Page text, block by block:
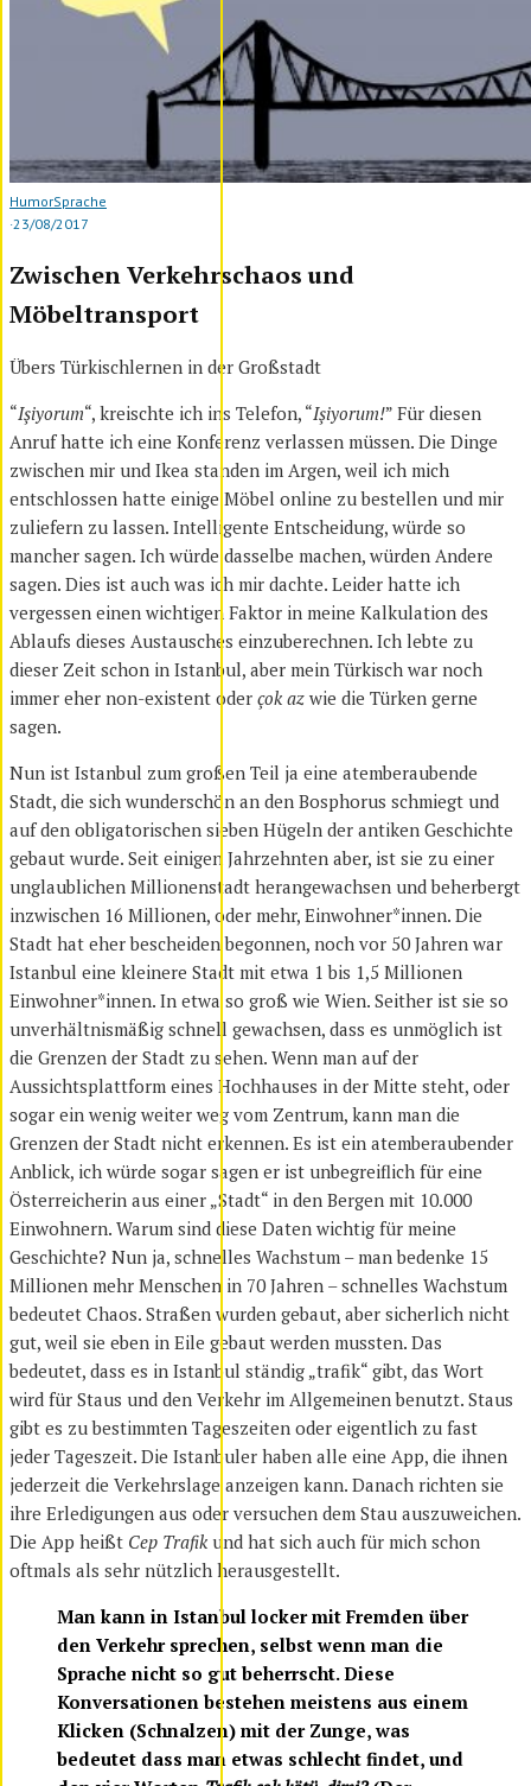
HumorSprache
·23/08/2017
Zwischen Verkehrschaos und
Möbeltransport
Übers Türkischlernen in der Großstadt
“Işiyorum“, kreischte ich ins Telefon, “Işiyorum!” Für diesen
Anruf hatte ich eine Konferenz verlassen müssen. Die Dinge
zwischen mir und Ikea standen im Argen, weil ich mich
entschlossen hatte einige Möbel online zu bestellen und mir
zuliefern zu lassen. Intelligente Entscheidung, würde so
mancher sagen. Ich würde dasselbe machen, würden Andere
sagen. Dies ist auch was ich mir dachte. Leider hatte ich
vergessen einen wichtigen Faktor in meine Kalkulation des
Ablaufs dieses Austausches einzuberechnen. Ich lebte zu
dieser Zeit schon in Istanbul, aber mein Türkisch war noch
immer eher non-existent oder çok az wie die Türken gerne
sagen.
Nun ist Istanbul zum großen Teil ja eine atemberaubende
Stadt, die sich wunderschön an den Bosphorus schmiegt und
auf den obligatorischen sieben Hügeln der antiken Geschichte
gebaut wurde. Seit einigen Jahrzehnten aber, ist sie zu einer
unglaublichen Millionenstadt herangewachsen und beherbergt
inzwischen 16 Millionen, oder mehr, Einwohner*innen. Die
Stadt hat eher bescheiden begonnen, noch vor 50 Jahren war
Istanbul eine kleinere Stadt mit etwa 1 bis 1,5 Millionen
Einwohner*innen. In etwa so groß wie Wien. Seither ist sie so
unverhältnismäßig schnell gewachsen, dass es unmöglich ist
die Grenzen der Stadt zu sehen. Wenn man auf der
Aussichtsplattform eines Hochhauses in der Mitte steht, oder
sogar ein wenig weiter weg vom Zentrum, kann man die
Grenzen der Stadt nicht erkennen. Es ist ein atemberaubender
Anblick, ich würde sogar sagen er ist unbegreiflich für eine
Österreicherin aus einer „Stadt“ in den Bergen mit 10.000
Einwohnern. Warum sind diese Daten wichtig für meine
Geschichte? Nun ja, schnelles Wachstum – man bedenke 15
Millionen mehr Menschen in 70 Jahren – schnelles Wachstum
bedeutet Chaos. Straßen wurden gebaut, aber sicherlich nicht
gut, weil sie eben in Eile gebaut werden mussten. Das
bedeutet, dass es in Istanbul ständig „trafik“ gibt, das Wort
wird für Staus und den Verkehr im Allgemeinen benutzt. Staus
gibt es zu bestimmten Tageszeiten oder eigentlich zu fast
jeder Tageszeit. Die Istanbuler haben alle eine App, die ihnen
jederzeit die Verkehrslage anzeigen kann. Danach richten sie
ihre Erledigungen aus oder versuchen dem Stau auszuweichen.
Die App heißt Cep Trafik und hat sich auch für mich schon
oftmals als sehr nützlich herausgestellt.
Man kann in Istanbul locker mit Fremden über
den Verkehr sprechen, selbst wenn man die
Sprache nicht so gut beherrscht. Diese
Konversationen bestehen meistens aus einem
Klicken (Schnalzen) mit der Zunge, was
bedeutet dass man etwas schlecht findet, und